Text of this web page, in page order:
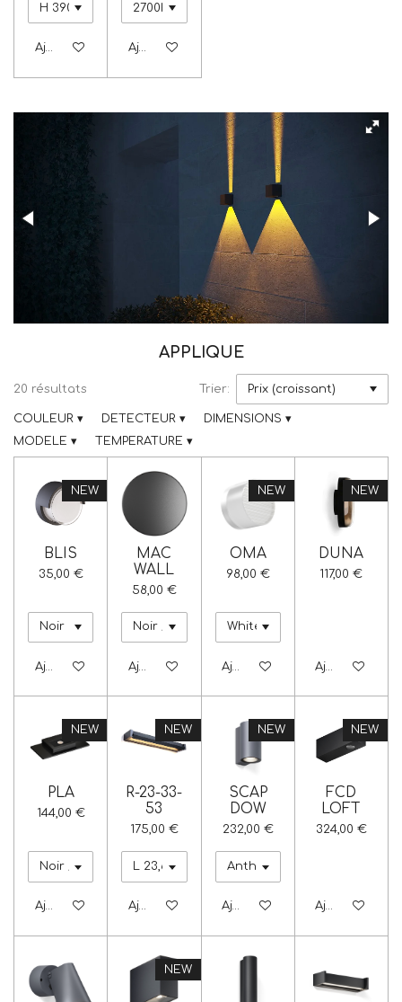
Ajouter au panierAjouter au panier
APPLIQUE
20 résultats Trier:
COULEUR ▾ DETECTEUR ▾ DIMENSIONS ▾
MODELE ▾ TEMPERATURE ▾
NEW
BLIS
35,00 €
Ajouter au panier
MAC
WALL
58,00 €
Ajouter au panier
NEW
OMA
98,00 €
Ajouter au panier
NEW
DUNA
117,00 €
Ajouter au
NEW
PLA
144,00 €
Ajouter au panier
NEW
R-23-33-
53
175,00 €
Ajouter au panier
NEW
SCAP
DOW
232,00 €
Ajouter au panier
NEW
FCD
LOFT
324,00 €
Ajouter au
NEW